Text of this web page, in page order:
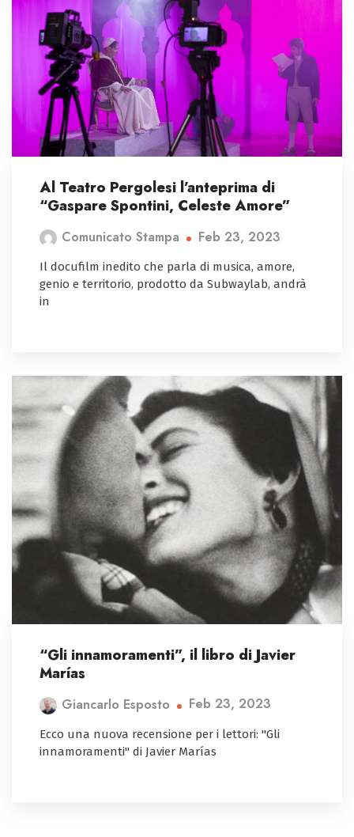
Al Teatro Pergolesi l’anteprima di
“Gaspare Spontini, Celeste Amore”
Comunicato Stampa Feb 23, 2023
Il docufilm inedito che parla di musica, amore,
genio e territorio, prodotto da Subwaylab, andrà
in
“Gli innamoramenti”, il libro di Javier
Marías
Giancarlo Esposto Feb 23, 2023
Ecco una nuova recensione per i lettori: "Gli
innamoramenti" di Javier Marías